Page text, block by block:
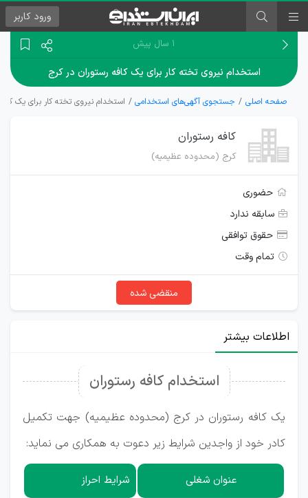
ورود کاربر
۱ سال پیش
استخدام نیروی تخته کار برای یک کافه رستوران در کرج
صفحه اصلی جستجوی آگهی‌های استخدامی استخدام نیروی تخته کار برای یک
کافه رستوران
کرج (محدوده عظیمیه)
حضوری
سابقه ندارد
حقوق توافقی
تمام وقت
منقضی شده
اطلاعات بیشتر
استخدام کافه رستوران
یک کافه رستوران در کرج (محدوده عظیمیه) جهت تکمیل
کادر خود از واجدین شرایط زیر دعوت به همکاری می نماید:
عنوان شغلی شرایط احراز